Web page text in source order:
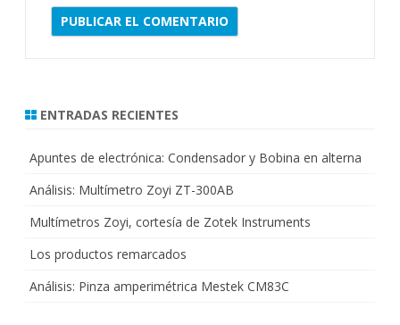
ENTRADAS RECIENTES
Apuntes de electrónica: Condensador y Bobina en alterna
Análisis: Multímetro Zoyi ZT-300AB
Multímetros Zoyi, cortesía de Zotek Instruments
Los productos remarcados
Análisis: Pinza amperimétrica Mestek CM83C